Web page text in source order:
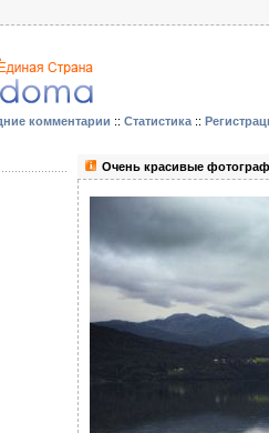
комментарии :: Статистика ::
Очень красивые